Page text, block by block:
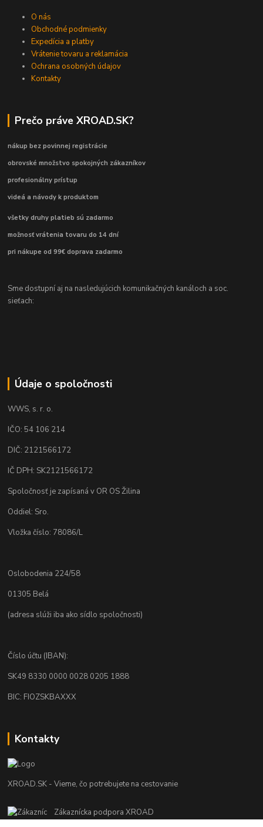
O nás
Obchodné podmienky
Expedícia a platby
Vrátenie tovaru a reklamácia
Ochrana osobných údajov
Kontakty
Prečo práve XROAD.SK?
nákup bez povinnej registrácie
obrovské množstvo spokojných zákazníkov
profesionálny prístup
videá a návody k produktom
všetky druhy platieb sú zadarmo
možnosť vrátenia tovaru do 14 dní
pri nákupe od 99€ doprava zadarmo
Sme dostupní aj na nasledujúcich komunikačných kanáloch a soc.
sieťach:
Údaje o spoločnosti
WWS, s. r. o.
IČO: 54 106 214
DIČ: 2121566172
IČ DPH: SK2121566172
Spoločnosť je zapísaná v OR OS Žilina
Oddiel: Sro.
Vložka číslo: 78086/L
Oslobodenia 224/58
01305 Belá
(adresa slúži iba ako sídlo spoločnosti)
Číslo účtu (IBAN):
SK49 8330 0000 0028 0205 1888
BIC: FIOZSKBAXXX
Kontakty
XROAD.SK - Vieme, čo potrebujete na cestovanie
Zákaznícka podpora XROAD